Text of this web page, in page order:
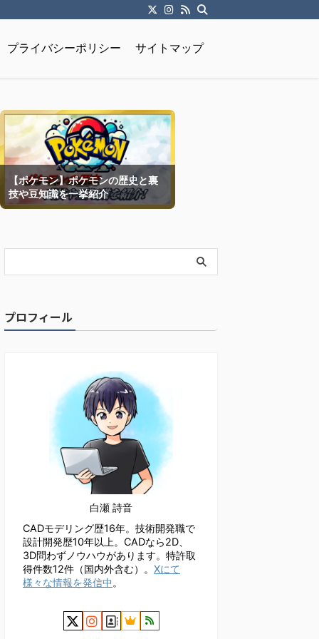
プライバシーポリシー サイトマップ
【ポケモン】ポケモンの歴史と裏
技や豆知識を一挙紹介
プロフィール
白瀬 詩音
CADモデリング歴16年。技術開発職で
設計開発歴10年以上。CADなら2D、
3D問わずノウハウがあります。特許取
得件数12件（国内外含む）。 Xにて
様々な情報を発信中 。